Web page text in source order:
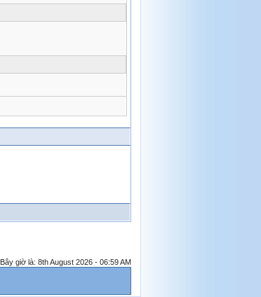
Bây giờ là: 8th August 2026 - 06:59 AM